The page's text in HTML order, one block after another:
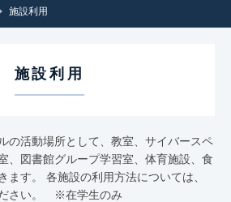
施設利用
施設利用
の活動場所として、教室、サイバースペ
、図書館グループ学習室、体育施設、食
ます。 各施設の利用方法については、
さい。 ※在学生のみ